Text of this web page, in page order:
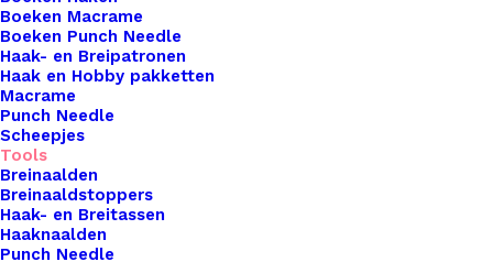
Boeken Macrame
Boeken Punch Needle
Haak- en Breipatronen
Haak en Hobby pakketten
Macrame
Punch Needle
Scheepjes
Tools
Breinaalden
Breinaaldstoppers
Haak- en Breitassen
Haaknaalden
Punch Needle
maar ook een charmant en uniek accent voor al je
haak- en breiprojecten. Met zorgvuldig
geselecteerde materialen en vakmanschap
brengen onze steekmarkeerders een vleugje
creativiteit in je creaties, waardoor het markeren
en volgen van patronen een plezierige ervaring
wordt. Elk stuk is met zorg vervaardigd, met
aandacht voor detail en kwaliteit, waardoor je
kunt vertrouwen op de duurzaamheid en